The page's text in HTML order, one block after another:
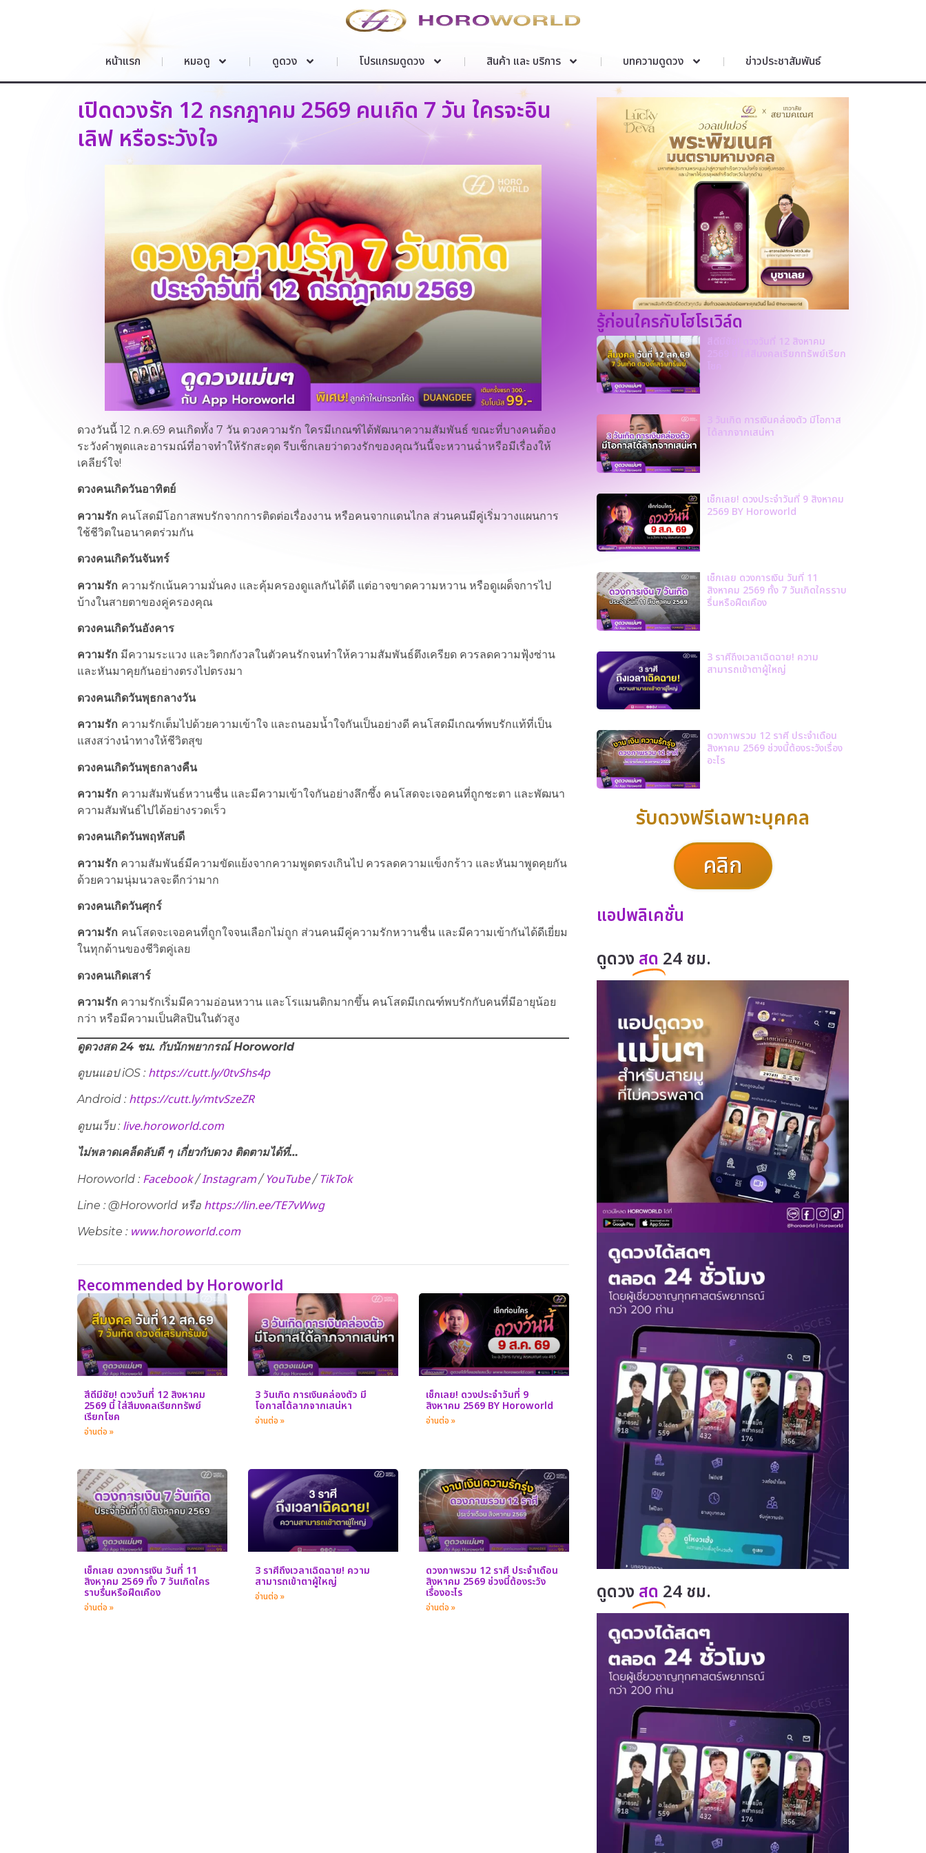
หน้าแรก หมอดู ดูดวง โปรแกรมดูดวง สินค้า และ บริการ บทความดูดวง ข่าวประชาสัมพันธ์
เปิดดวงรัก 12 กรกฎาคม 2569 คนเกิด 7 วัน ใครจะอิน
เลิฟ หรือระวังใจ
ดวงวันนี้ 12 ก.ค.69 คนเกิดทั้ง 7 วัน ดวงความรัก ใครมีเกณฑ์ได้พัฒนาความสัมพันธ์ ขณะที่บางคนต้อง
ระวังคำพูดและอารมณ์ที่อาจทำให้รักสะดุด รีบเช็กเลยว่าดวงรักของคุณวันนี้จะหวานฉ่ำหรือมีเรื่องให้
เคลียร์ใจ!
ดวงคนเกิดวันอาทิตย์
ความรัก คนโสดมีโอกาสพบรักจากการติดต่อเรื่องงาน หรือคนจากแดนไกล ส่วนคนมีคู่เริ่มวางแผนการ
ใช้ชีวิตในอนาคตร่วมกัน
ดวงคนเกิดวันจันทร์
ความรัก ความรักเน้นความมั่นคง และคุ้มครองดูแลกันได้ดี แต่อาจขาดความหวาน หรือดูเผด็จการไป
บ้างในสายตาของคู่ครองคุณ
ดวงคนเกิดวันอังคาร
ความรัก มีความระแวง และวิตกกังวลในตัวคนรักจนทำให้ความสัมพันธ์ตึงเครียด ควรลดความฟุ้งซ่าน
และหันมาคุยกันอย่างตรงไปตรงมา
ดวงคนเกิดวันพุธกลางวัน
ความรัก ความรักเต็มไปด้วยความเข้าใจ และถนอมน้ำใจกันเป็นอย่างดี คนโสดมีเกณฑ์พบรักแท้ที่เป็น
แสงสว่างนำทางให้ชีวิตสุข
ดวงคนเกิดวันพุธกลางคืน
ความรัก ความสัมพันธ์หวานชื่น และมีความเข้าใจกันอย่างลึกซึ้ง คนโสดจะเจอคนที่ถูกชะตา และพัฒนา
ความสัมพันธ์ไปได้อย่างรวดเร็ว
ดวงคนเกิดวันพฤหัสบดี
ความรัก ความสัมพันธ์มีความขัดแย้งจากความพูดตรงเกินไป ควรลดความแข็งกร้าว และหันมาพูดคุยกัน
ด้วยความนุ่มนวลจะดีกว่ามาก
ดวงคนเกิดวันศุกร์
ความรัก คนโสดจะเจอคนที่ถูกใจจนเลือกไม่ถูก ส่วนคนมีคู่ความรักหวานชื่น และมีความเข้ากันได้ดีเยี่ยม
ในทุกด้านของชีวิตคู่เลย
ดวงคนเกิดเสาร์
ความรัก ความรักเริ่มมีความอ่อนหวาน และโรแมนติกมากขึ้น คนโสดมีเกณฑ์พบรักกับคนที่มีอายุน้อย
กว่า หรือมีความเป็นศิลปินในตัวสูง
ดูดวงสด 24 ชม. กับนักพยากรณ์ Horoworld
ดูบนแอป iOS : https://cutt.ly/0tvShs4p
Android : https://cutt.ly/mtvSzeZR
ดูบนเว็บ​ : live.horoworld.com
ไม่พลาดเคล็ดลับดี ๆ เกี่ยวกับดวง ติดตามได้ที่…
Horoworld : Facebook/Instagram/ YouTube/ TikTok
Line : @Horoworld หรือ https://lin.ee/TE7vWwg
Website : www.horoworld.com
Recommended by Horoworld
สีดีมีชัย! ดวงวันที่ 12 สิงหาคม
2569 นี้ ใส่สีมงคลเรียกทรัพย์
เรียกโชค
อ่านต่อ »
3 วันเกิด การเงินคล่องตัว มี
โอกาสได้ลาภจากเสน่หา
อ่านต่อ »
เช็กเลย! ดวงประจำวันที่ 9
สิงหาคม 2569 BY Horoworld
อ่านต่อ »
เช็กเลย ดวงการเงิน วันที่ 11
สิงหาคม 2569 ทั้ง 7 วันเกิดใคร
ราบรื่นหรือฝืดเคือง
อ่านต่อ »
3 ราศีถึงเวลาเฉิดฉาย! ความ
สามารถเข้าตาผู้ใหญ่
อ่านต่อ »
ดวงภาพรวม 12 ราศี ประจำเดือน
สิงหาคม 2569 ช่วงนี้ต้องระวัง
เรื่องอะไร
อ่านต่อ »
รู้ก่อนใครกับโฮโรเวิล์ด
สีดีมีชัย! ดวงวันที่ 12 สิงหาคม
2569 นี้ ใส่สีมงคลเรียกทรัพย์เรียก
3 วันเกิด การเงินคล่องตัว มีโอกาส
ได้ลาภจากเสน่หา
เช็กเลย! ดวงประจำวันที่ 9 สิงหาคม
2569 BY Horoworld
เช็กเลย ดวงการเงิน วันที่ 11
สิงหาคม 2569 ทั้ง 7 วันเกิดใครราบ
รื่นหรือฝืดเคือง
3 ราศีถึงเวลาเฉิดฉาย! ความ
สามารถเข้าตาผู้ใหญ่
ดวงภาพรวม 12 ราศี ประจำเดือน
สิงหาคม 2569 ช่วงนี้ต้องระวังเรื่อง
อะไร
รับดวงฟรีเฉพาะบุคคล
คลิก
แอปพลิเคชั่น
ดูดวง สด 24 ชม.
ดูดวง สด 24 ชม.